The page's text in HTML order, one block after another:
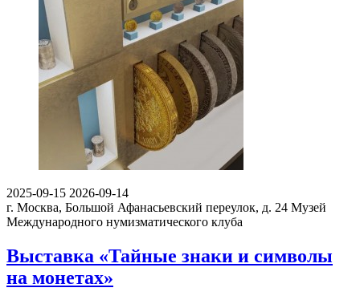
2025-09-15 2026-09-14
г. Москва, Большой Афанасьевский переулок, д. 24 Музей
Международного нумизматического клуба
Выставка «Тайные знаки и символы
на монетах»